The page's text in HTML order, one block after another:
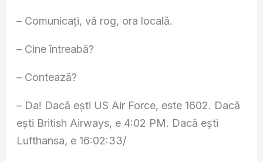
– Comunicați, vă rog, ora locală.
– Cine întreabă?
– Contează?
– Da! Dacă ești US Air Force, este 1602. Dacă
ești British Airways, e 4:02 PM. Dacă ești
Lufthansa, e 16:02:33/